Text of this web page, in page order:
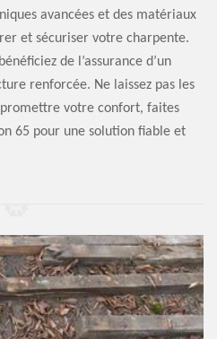
avancées et des matériaux
et sécuriser votre charpente.
de l’assurance d’un
renforcée. Ne laissez pas les
votre confort, faites
65 pour une solution fiable et